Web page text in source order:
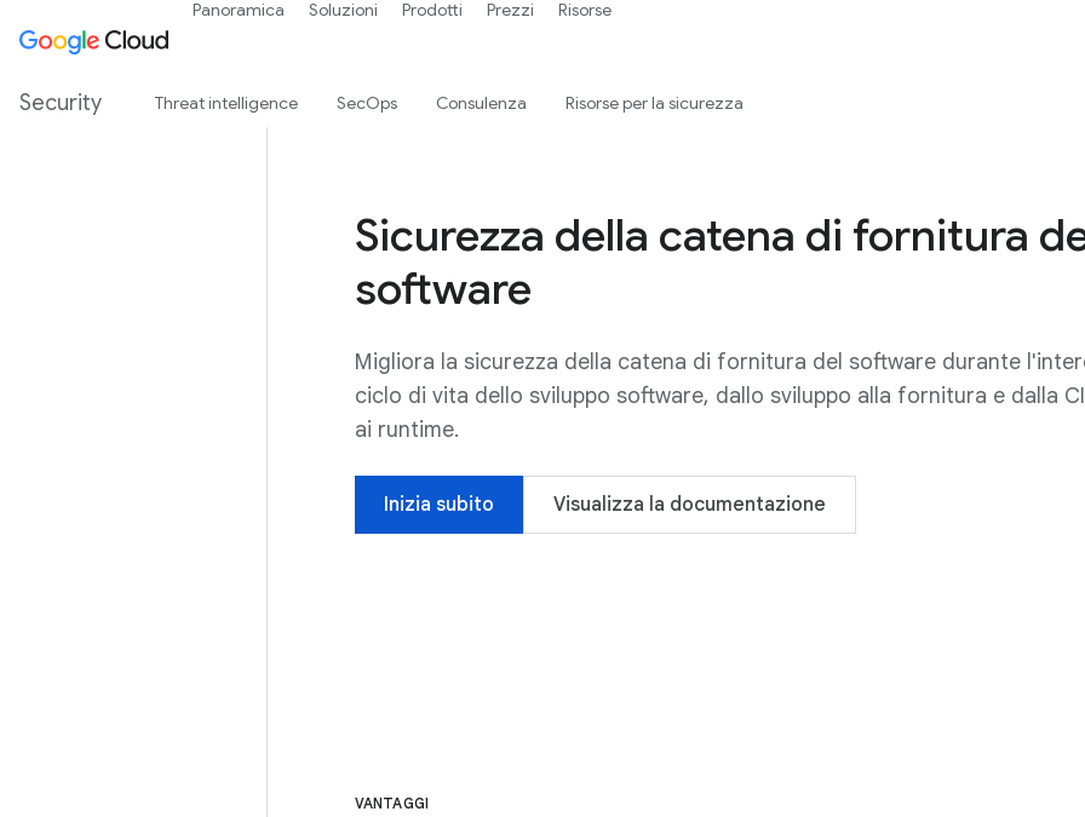
Sicurezza della catena di fornitura
software
Migliora la sicurezza della catena di fornitura del software durante
ciclo di vita dello sviluppo software, dallo sviluppo alla fornitura e dalla
ai runtime.
Inizia subito Visualizza la documentazione
VANTAGGI
Panoramica Soluzioni Prodotti Prezzi Risorse
Security Threat intelligence SecOps Consulenza Risorse per la sicurezza